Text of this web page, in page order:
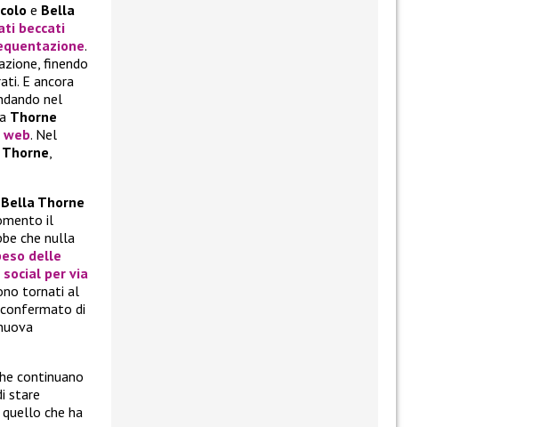
e Bella
beccati
.
finendo
E ancora
nel
Thorne
. Nel
Thorne,
Bella Thorne
il
che nulla
delle
per via
tornati al
di
continuano
stare
che ha